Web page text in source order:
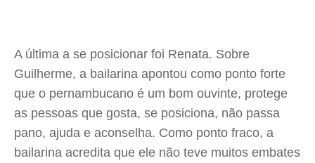
A última a se posicionar foi Renata. Sobre
Guilherme, a bailarina apontou como ponto forte
que o pernambucano é um bom ouvinte, protege
as pessoas que gosta, se posiciona, não passa
pano, ajuda e aconselha. Como ponto fraco, a
bailarina acredita que ele não teve muitos embates